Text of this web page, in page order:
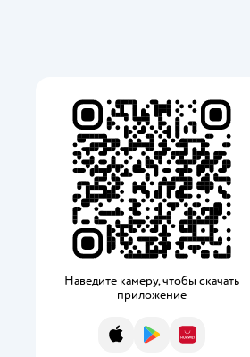
Наведите камеру, чтобы скачать
приложение
App StoreGoogle PlayAppGallery